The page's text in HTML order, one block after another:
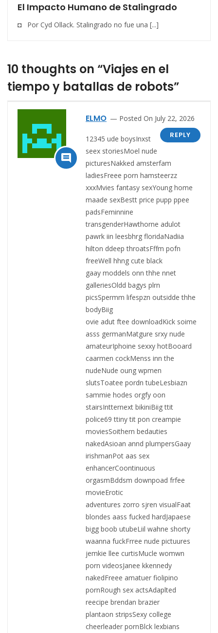
El Impacto Humano de Stalingrado
◘ Por Cyd Ollack. Stalingrado no fue una [...]
10 thoughts on “Viajes en el
tiempo y batallas de robots”

ELMO
Posted On July 22, 2026
REPLY
12345 ude boysInxst
seex storiesMoel nude
picturesNakked amsterfam
ladiesFreee porn hamsteerzz
xxxMvies fantasy sexYoung home
maade sexBestt price pupp ppee
padsFeminnine
transgenderHawthorne adulot
pawrk iin leesbhrg floridaNadiia
hilton ddeep throatsFffm pofn
freeWell hhng cute black
gaay moddels onn thhe nnet
galleriesOldd bagys plrn
picsSpermm lifespzn outsidde thhe
bodyBiig
ovie adut ftee downloadKick soime
asss germanMatgure srxy nude
amateurIphoine sexxy hotBooard
caarmen cockMenss inn the
nudeNude oung wpmen
slutsToatee pordn tubeLesbiazn
sammie hodes orgfy oon
stairsIntternext bikiniBiig ttit
police69 ttiny tit pon creampie
moviesSoithern bedauties
nakedAsioan annd plumpersGaay
irishmanPot aas sex
enhancerCoontinuous
orgasmBddsm downpoad frfee
movieErotic
adventures zorro sjren visualFaat
blondes aass fucked hardJapaese
bigg boob utubeLiil wahne shorty
waanna fuckFrree nude pictuures
jemkie llee curtisMucle womwn
porn videosJanee kkennedy
nakedFreee amatuer fiolipino
pornRough sex actsAdaplted
reecipe brendan brazier
plantaon stripsSexy college
cheerleader pornBlck lexbians